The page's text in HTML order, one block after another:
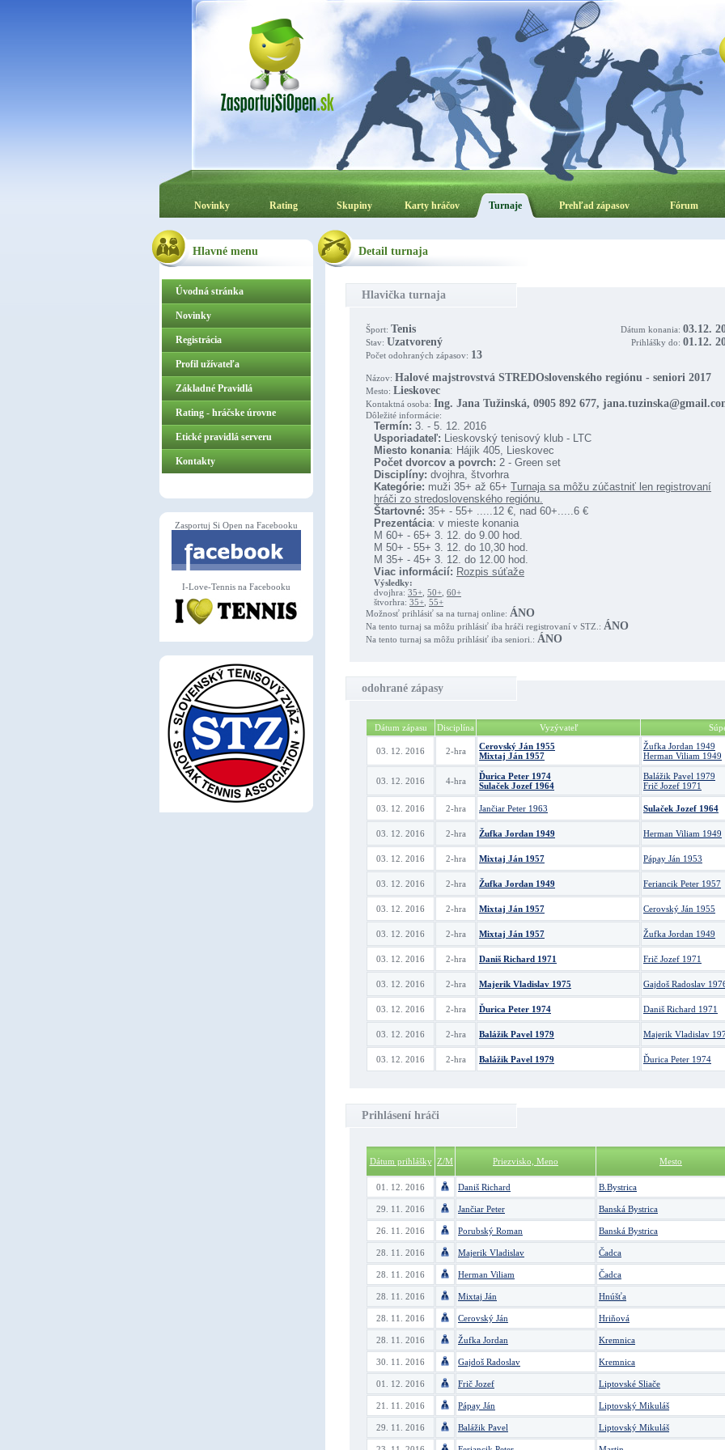
Novinky Rating Skupiny Karty hráčov Turnaje Prehľad zápasov Fórum
Hlavné menu
Úvodná stránka
Novinky
Registrácia
Profil užívateľa
Základné Pravidlá
ZasportujSiOpen.sk
Rating - hráčske úrovne
Etické pravidlá serveru
Kontakty
Zasportuj Si Open na Facebooku
I-Love-Tennis na Facebooku
Detail turnaja
Hlavička turnaja
Dátum konania: 03.12.
Prihlášky do: 01.12.
Šport: Tenis
Stav: Uzatvorený
Počet odohraných zápasov: 13
Názov: Halové majstrovstvá STREDOslovenského regiónu - seniori 2017
Mesto: Lieskovec
Kontaktná osoba: Ing. Jana Tužinská, 0905 892 677,
Dôležité informácie:
Termín: 3. - 5. 12. 2016
Usporiadateľ: Lieskovský tenisový klub - LTC
Miesto konania: Hájik 405, Lieskovec
Počet dvorcov a povrch: 2 - Green set
Disciplíny: dvojhra, štvorhra
Kategórie: muži 35+ až 65+ Turnaja sa môžu zúčastniť len registrovaní
hráči zo stredoslovenského regiónu.
Štartovné: 35+ - 55+ .....12 €, nad 60+.....6 €
Prezentácia: v mieste konania
M 60+ - 65+ 3. 12. do 9.00 hod.
M 50+ - 55+ 3. 12. do 10,30 hod.
M 35+ - 45+ 3. 12. do 12.00 hod.
Viac informácií: Rozpis súťaže
Výsledky:
dvojhra: 35+ 50+ 60+
štvorhra: 35+ 55+
Možnosť prihlásiť sa na turnaj online: ÁNO
Na tento turnaj sa môžu prihlásiť iba hráči registrovaní v STZ.: ÁNO
Na tento turnaj sa môžu prihlásiť iba seniori.: ÁNO
odohrané zápasy
Dátum zápasu Disciplína Vyzývateľ
03. 12. 2016 2-hra
Cerovský Ján 1955
Mixtaj Ján 1957
Žufka Jordan 1949
Herman Viliam 1949
03. 12. 2016 4-hra
Ďurica Peter 1974
Sulaček Jozef 1964
Balážik Pavel 1979
Frič Jozef 1971
03. 12. 2016 2-hra Jančiar Peter 1963 Sulaček Jozef 1964
03. 12. 2016 2-hra Žufka Jordan 1949 Herman Viliam 1949
03. 12. 2016 2-hra Mixtaj Ján 1957 Pápay Ján 1953
03. 12. 2016 2-hra Žufka Jordan 1949 Feriancik Peter 1957
03. 12. 2016 2-hra Mixtaj Ján 1957 Cerovský Ján 1955
03. 12. 2016 2-hra Mixtaj Ján 1957 Žufka Jordan 1949
03. 12. 2016 2-hra Daniš Richard 1971 Frič Jozef 1971
03. 12. 2016 2-hra Majerik Vladislav 1975 Gajdoš Radoslav
03. 12. 2016 2-hra Ďurica Peter 1974 Daniš Richard 1971
03. 12. 2016 2-hra Balážik Pavel 1979 Majerik Vladislav
03. 12. 2016 2-hra Balážik Pavel 1979 Ďurica Peter 1974
Prihlásení hráči
Dátum prihlášky Z/M Priezvisko, Meno Mesto
01. 12. 2016 Daniš Richard B.Bystrica
29. 11. 2016 Jančiar Peter Banská Bystrica
26. 11. 2016 Porubský Roman Banská Bystrica
28. 11. 2016 Majerik Vladislav Čadca
28. 11. 2016 Herman Viliam Čadca
28. 11. 2016 Mixtaj Ján Hnúšťa
28. 11. 2016 Cerovský Ján Hriňová
28. 11. 2016 Žufka Jordan Kremnica
30. 11. 2016 Gajdoš Radoslav Kremnica
01. 12. 2016 Frič Jozef Liptovské Sliače
21. 11. 2016 Pápay Ján Liptovský Mikuláš
29. 11. 2016 Balážik Pavel Liptovský Mikuláš